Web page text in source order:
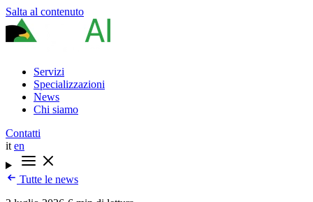
Salta al contenuto
Servizi
Specializzazioni
News
Chi siamo
Contatti
it en
Tutte le news